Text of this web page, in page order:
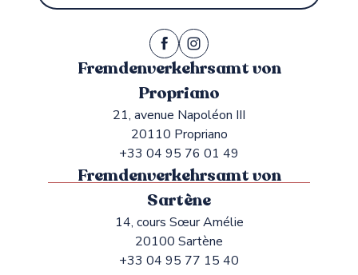
Fremdenverkehrsamt von
Propriano
21, avenue Napoléon III
20110 Propriano
+33 04 95 76 01 49
Fremdenverkehrsamt von
Sartène
14, cours Sœur Amélie
20100 Sartène
+33 04 95 77 15 40